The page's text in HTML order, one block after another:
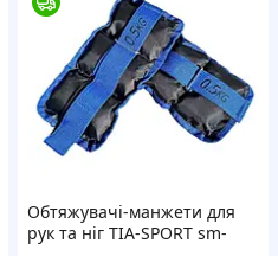
Обтяжувачі-манжети для
рук та ніг TIA-SPORT sm-